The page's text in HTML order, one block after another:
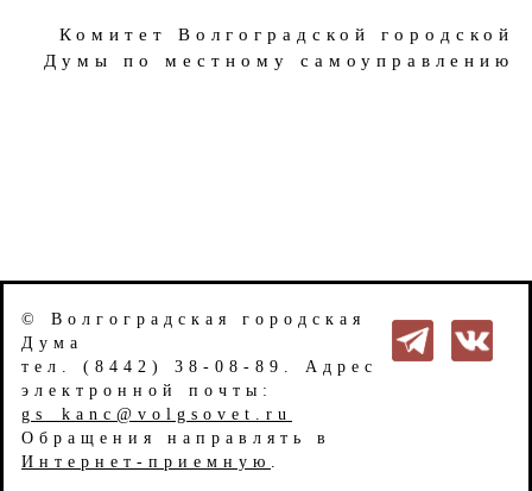
Комитет Волгоградской городской
Думы по местному самоуправлению
© Волгоградская городская
Дума
тел. (8442) 38-08-89. Адрес
электронной почты:
gs_kanc@volgsovet.ru
Обращения направлять в
Интернет-приемную